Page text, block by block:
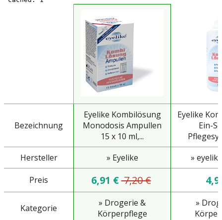
Bezeichnung
Eyelike Kombilösung
Monodosis Ampullen
15 x 10 ml,...
Eyelike
Ein-
Hersteller
» Eyelike »
Preis 6,91 €7,20 €
Kategorie
» Drogerie &
Körperpflege
»